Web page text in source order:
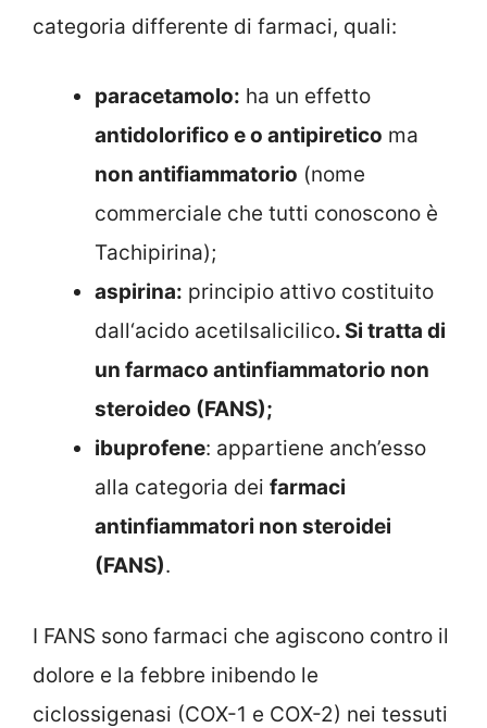
categoria differente di farmaci, quali:
paracetamolo: ha un effetto
antidolorifico e o antipiretico ma
non antifiammatorio (nome
commerciale che tutti conoscono è
Tachipirina);
aspirina: principio attivo costituito
dall‘acido acetilsalicilico. Si tratta di
un farmaco antinfiammatorio non
steroideo (FANS);
ibuprofene: appartiene anch’esso
alla categoria dei farmaci
antinfiammatori non steroidei
(FANS).
I FANS sono farmaci che agiscono contro il
dolore e la febbre inibendo le
ciclossigenasi (COX-1 e COX-2) nei tessuti